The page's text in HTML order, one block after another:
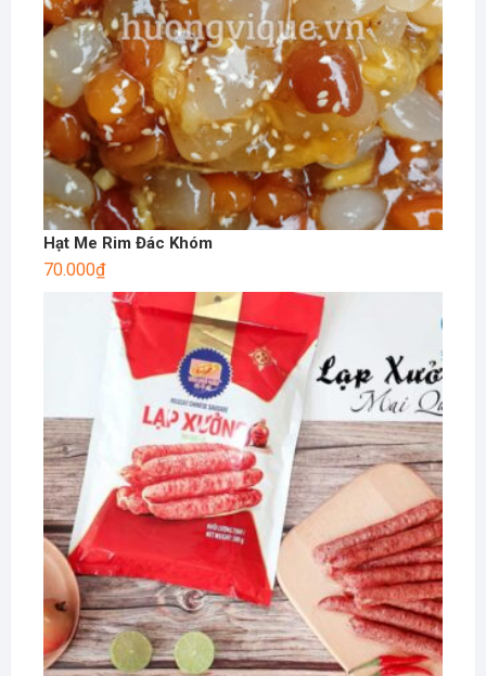
Hạt Me Rim Đác Khóm
70.000₫